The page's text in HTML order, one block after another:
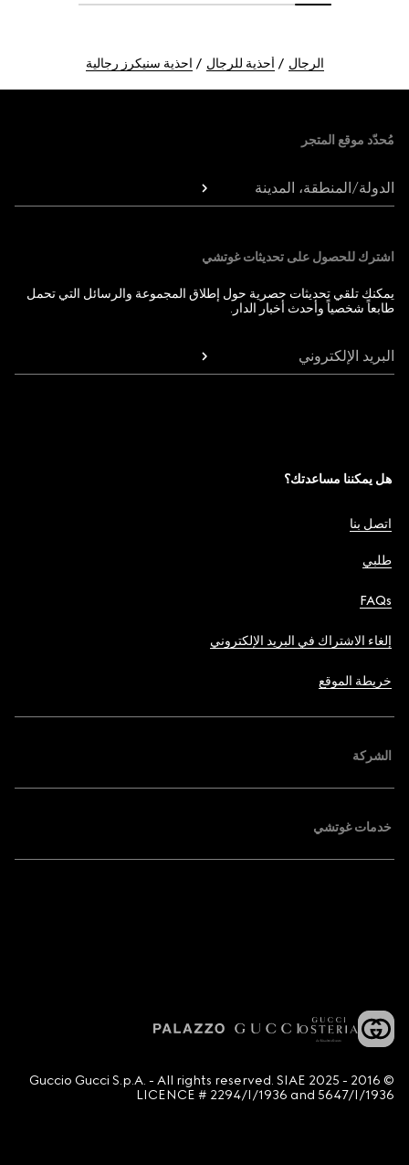
الرجال أحذية للرجال احذية سنيكرز رجالية
مُحدّد موقع المتجر
الدولة/المنطقة، المدينة
اشترك للحصول على تحديثات غوتشي
يمكنك تلقي تحديثات حصرية حول إطلاق المجموعة والرسائل التي تحمل
طابعاً شخصياً وأحدث أخبار الدار.
البريد الإلكتروني
هل يمكننا مساعدتك؟
اتصل بنا
طلبي
FAQs
إلغاء الاشتراك في البريد الإلكتروني
خريطة الموقع
الشركة
خدمات غوتشي
© 2016 - 2025 Guccio Gucci S.p.A. - All rights reserved. SIAE
LICENCE # 2294/I/1936 and 5647/I/1936